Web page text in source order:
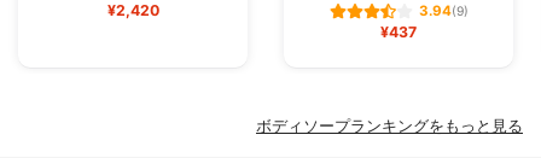
¥2,420 3.94(9)
¥437
ボディソープランキングをもっと見る